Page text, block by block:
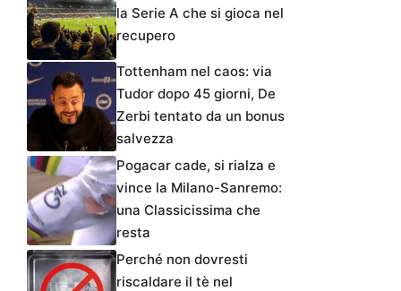
la Serie A che si gioca nel
recupero
Tottenham nel caos: via
Tudor dopo 45 giorni, De
Zerbi tentato da un bonus
salvezza
Pogacar cade, si rialza e
vince la Milano-Sanremo:
una Classicissima che
resta
Perché non dovresti
riscaldare il tè nel